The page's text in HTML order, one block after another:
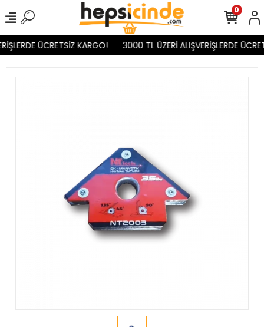
ÜCRETSİZ KARGO! 3000 TL ÜZERİ ALIŞVERİŞLERDE
0